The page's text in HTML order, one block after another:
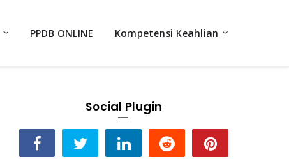
PPDB ONLINE Kompetensi Keahlian
Social Plugin